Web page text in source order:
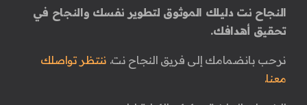
النجاح نت دليلك الموثوق لتطوير نفسك والنجاح في
تحقيق أهدافك.
نرحب بانضمامك إلى فريق النجاح نت. ننتظر تواصلك
معنا.